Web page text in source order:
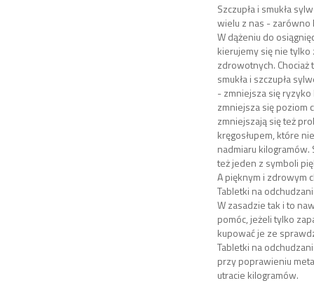
Szczupła i smukła
wielu z nas - zarówno
W dążeniu do
kierujemy się nie
zdrowotnych. Chociaż
smukła i szczupła
- zmniejsza się
zmniejsza się poziom
zmniejszają się też
kręgosłupem, które
nadmiaru kilogramów.
też jeden z symboli
A pięknym i zdrowym
Tabletki na
W zasadzie tak i to
pomóc, jeżeli tylko
kupować je ze
Tabletki na
przy poprawieniu
utracie kilogramów.